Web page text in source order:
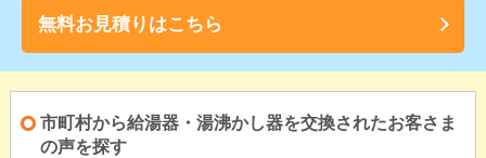
無料お見積りはこちら
市町村から給湯器・湯沸かし器を交換されたお客さま
の声を探す